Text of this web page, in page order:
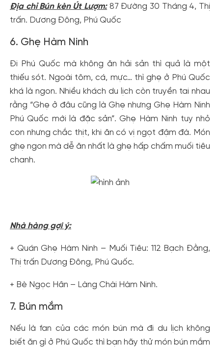
Địa chỉ Bún kèn Út Lượm:87 Đường 30 Tháng 4, Thị
trấn. Dương Đông, Phú Quốc
6. Ghẹ Hàm Ninh
Đi Phú Quốc mà không ăn hải sản thì quả là một
thiếu sót. Ngoài tôm, cá, mực… thì ghẹ ở Phú Quốc
khá là ngon. Nhiều khách du lịch còn truyền tai nhau
rằng “Ghẹ ở đâu cũng là Ghẹ nhưng Ghẹ Hàm Ninh
Phú Quốc mới là đặc sản”. Ghẹ Hàm Ninh tuy nhỏ
con nhưng chắc thịt, khi ăn có vị ngọt đậm đà. Món
ghẹ ngon mà dễ ăn nhất là ghẹ hấp chấm muối tiêu
chanh.
Nhà hàng gợi ý:
+ Quán Ghẹ Hàm Ninh – Muối Tiêu: 112 Bạch Đằng,
Thị trấn Dương Đông, Phú Quốc.
+ Bè Ngọc Hân – Làng Chài Hàm Ninh.
7. Bún mắm
Nếu là fan của các món bún mà đi du lịch không
biết ăn gì ở Phú Quốc thì bạn hãy thử món bún mắm
hấp
dẫn dành cho thành viên đến từ các đối tác của
Gody.vn dành cho cộng đồng.
Đăng ký
Facebook